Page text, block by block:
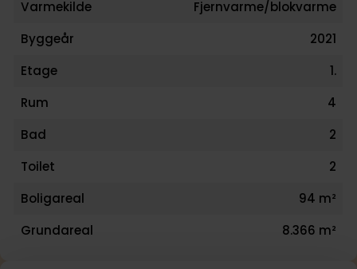
Varmekilde
Fjernvarme/blokvarme
Byggeår
2021
Etage
1.
Rum
4
Bad
2
Toilet
2
Boligareal
94 m²
Grundareal
8.366 m²